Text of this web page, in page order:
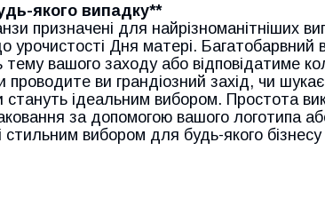
якого випадку**
призначені для найрізноманітніших
урочистості Дня матері. Багатобарвний
вашого заходу або відповідатиме
ви грандіозний захід, чи
стануть ідеальним вибором. Простота
за допомогою вашого логотипа
стильним вибором для будь-якого